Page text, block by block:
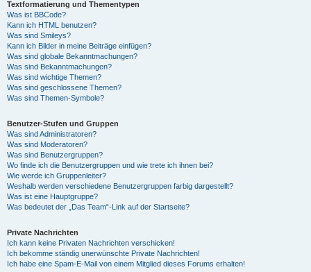
Textformatierung und Thementypen
Was ist BBCode?
Kann ich HTML benutzen?
Was sind Smileys?
Kann ich Bilder in meine Beiträge einfügen?
Was sind globale Bekanntmachungen?
Was sind Bekanntmachungen?
Was sind wichtige Themen?
Was sind geschlossene Themen?
Was sind Themen-Symbole?
Benutzer-Stufen und Gruppen
Was sind Administratoren?
Was sind Moderatoren?
Was sind Benutzergruppen?
Wo finde ich die Benutzergruppen und wie trete ich ihnen bei?
Wie werde ich Gruppenleiter?
Weshalb werden verschiedene Benutzergruppen farbig dargestellt?
Was ist eine Hauptgruppe?
Was bedeutet der „Das Team“-Link auf der Startseite?
Private Nachrichten
Ich kann keine Privaten Nachrichten verschicken!
Ich bekomme ständig unerwünschte Private Nachrichten!
Ich habe eine Spam-E-Mail von einem Mitglied dieses Forums erhalten!